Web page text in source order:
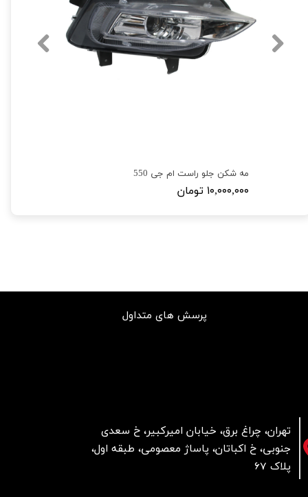
مه شکن جلو راست ام جی 550
۱۰,۰۰۰,۰۰۰ تومان
تهران، چراغ برق، خیابان امیرکبیر، خ سعدی
جنوبی، خ اکباتان، پاساژ معصومی، طبقه اول،
پلاک 67
پرسش های متداول